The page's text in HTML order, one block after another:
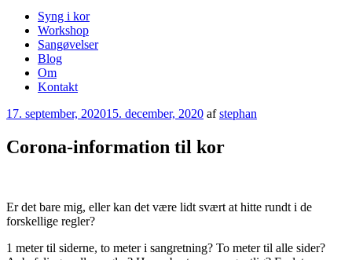
Syng i kor
Workshop
Sangøvelser
Blog
Om
Kontakt
Udgivet
17. september, 202015. december, 2020 afstephan
Corona-information til kor
Er det bare mig, eller kan det være lidt svært at hitte rundt i de
forskellige regler?
1 meter til siderne, to meter i sangretning? To meter til alle sider?